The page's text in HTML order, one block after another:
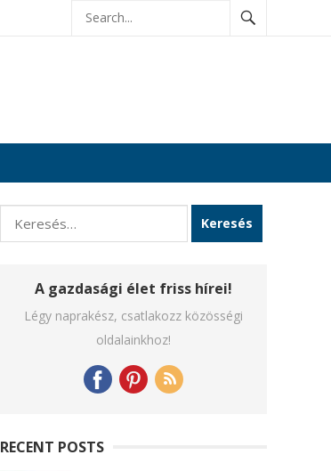
Keresés:
A gazdasági élet friss hírei!
Légy naprakész, csatlakozz közösségi
oldalainkhoz!
RECENT POSTS